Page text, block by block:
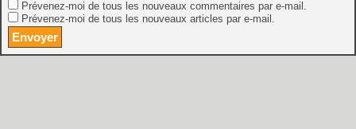
Prévenez-moi de tous les nouveaux commentaires par e-mail.
Prévenez-moi de tous les nouveaux articles par e-mail.